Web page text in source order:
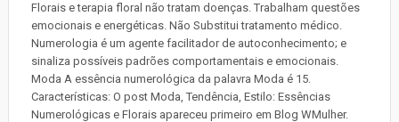
Florais e terapia floral não tratam doenças. Trabalham questões
emocionais e energéticas. Não Substitui tratamento médico.
Numerologia é um agente facilitador de autoconhecimento; e
sinaliza possíveis padrões comportamentais e emocionais.
Moda A essência numerológica da palavra Moda é 15.
Características: O post Moda, Tendência, Estilo: Essências
Numerológicas e Florais apareceu primeiro em Blog WMulher.